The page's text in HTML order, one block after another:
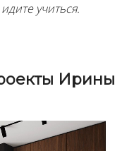
учиться.
Ирины